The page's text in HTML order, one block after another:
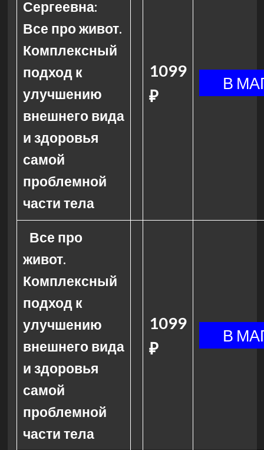
Сергеевна:
Все про живот.
Комплексный
подход к
улучшению
внешнего вида
и здоровья
самой
проблемной
части тела
1099
₽
Все про
живот.
Комплексный
подход к
улучшению
внешнего вида
и здоровья
самой
проблемной
части тела
1099
₽